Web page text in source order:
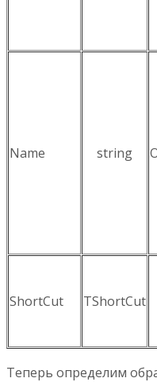
Name string
ShortCut TShortCut
Теперь определим